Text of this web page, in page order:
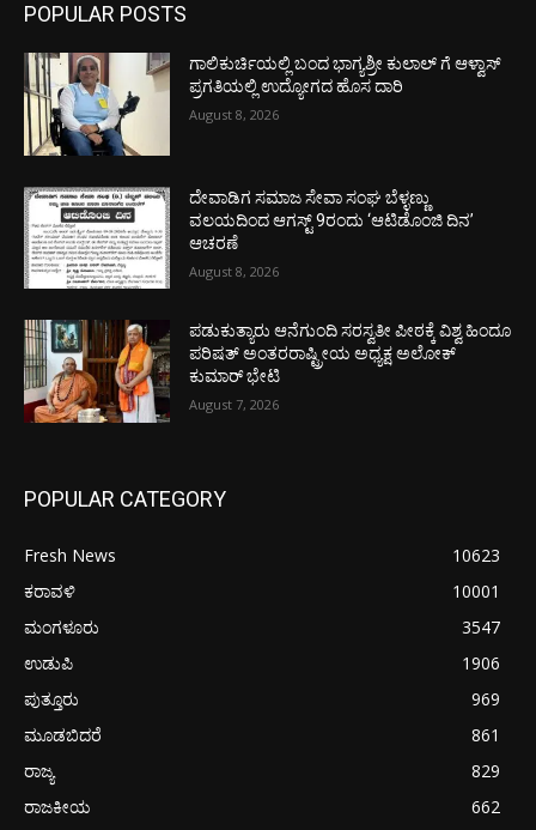
POPULAR POSTS
ಗಾಲಿಕುರ್ಚಿಯಲ್ಲಿ ಬಂದ ಭಾಗ್ಯಶ್ರೀ ಕುಲಾಲ್ ಗೆ ಆಳ್ವಾಸ್
ಪ್ರಗತಿಯಲ್ಲಿ ಉದ್ಯೋಗದ ಹೊಸ ದಾರಿ
August 8, 2026
ದೇವಾಡಿಗ ಸಮಾಜ ಸೇವಾ ಸಂಘ ಬೆಳ್ಳಣ್ಣು
ವಲಯದಿಂದ ಆಗಸ್ಟ್ 9ರಂದು ‘ಆಟಿಡೊಂಜಿ ದಿನ’
ಆಚರಣೆ
August 8, 2026
ಪಡುಕುತ್ಯಾರು ಆನೆಗುಂದಿ ಸರಸ್ವತೀ ಪೀಠಕ್ಕೆ ವಿಶ್ವ ಹಿಂದೂ
ಪರಿಷತ್ ಅಂತರರಾಷ್ಟ್ರೀಯ ಅಧ್ಯಕ್ಷ ಅಲೋಕ್
ಕುಮಾರ್ ಭೇಟಿ
August 7, 2026
POPULAR CATEGORY
Fresh News
10623
ಕರಾವಳಿ
10001
ಮಂಗಳೂರು
3547
ಉಡುಪಿ
1906
ಪುತ್ತೂರು
969
ಮೂಡಬಿದರೆ
861
ರಾಜ್ಯ
829
ರಾಜಕೀಯ
662